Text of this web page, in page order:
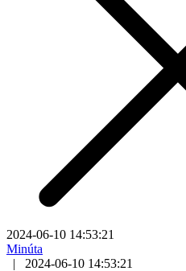
2024-06-10 14:53:21
Minúta
|
2024-06-10 14:53:21